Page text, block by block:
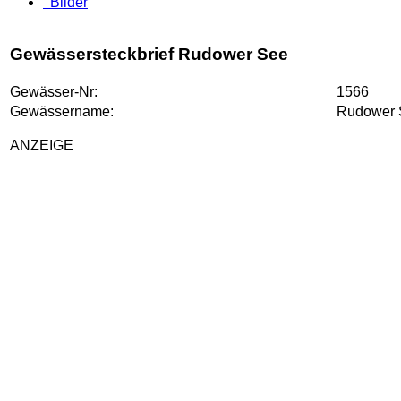
Gewässersteckbrief Rudower See
Gewässer-Nr:
1566
Gewässername:
Rudower
ANZEIGE